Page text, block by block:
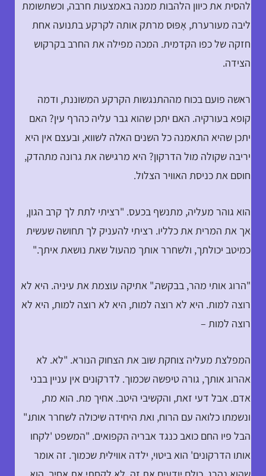
להסית את כיוון הלהבות ממנה באמצעות חרבה, וכשתשומת
ליבה מעורערת, אָפּוּס מרתק אותה לקרקע בתנועה אחת
חזקה של כפו הקדמית. המכה מפילה את החרב בקרקוש
הצידה.
ראשה פועם בכוח מההתנגשות הקרקע המשוננת, ודמה
קופא בעורקיה. האם יתכן שהוא גבר עליה כהרף עין? האם
יתכן שהיא התאמנה כל השנים האלה לשווא, ובעצם אין היא
יריבה שקולה מול הדרקון? היא מרגישה את גרונה מתהדק,
חוסם את כניסת האוויר הצלול.
הוא גוהר מעליה, מתנשף בכעס. "רציתי לתת לך קרב הגון,
אך את המרית את כלליו. רציתי להעניק לך תחושה שעשית
כמיטב יכולתך, ולשחרר אותך מהעול שאת נושאת איתך."
"הרוג אותי מהר, בבקשה." אתיקה עוצמת את עיניה. היא לא
רוצה למות. היא לא רוצה למות, היא לא רוצה למות, היא לא
רוצה למות –
המפלצת מעליה צוחקת שוב את הצחוק הנורא. "לא. לא
אהרוג אותך, גורה טיפשה שכמוך. לדרקונים אין עניין בבני
אדם. אבל דעי זאת, והקשיבי היטב. אחיך מת. הוא מת,
ונשמתו כלואה עם הרוח, ואת היחידה שיכולה לשחרר אותו."
הבל פיו החם כואב כנגד אבריה הקפואים. "המשפט 'לקחו
אותו הדרקונים' הוא ביטוי, ילדה אווילית שכמוך. זה אומר